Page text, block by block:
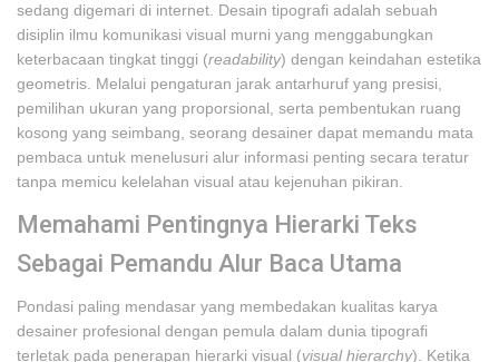
sedang digemari di internet. Desain tipografi adalah sebuah
disiplin ilmu komunikasi visual murni yang menggabungkan
keterbacaan tingkat tinggi (readability) dengan keindahan estetika
geometris. Melalui pengaturan jarak antarhuruf yang presisi,
pemilihan ukuran yang proporsional, serta pembentukan ruang
kosong yang seimbang, seorang desainer dapat memandu mata
pembaca untuk menelusuri alur informasi penting secara teratur
tanpa memicu kelelahan visual atau kejenuhan pikiran.
Memahami Pentingnya Hierarki Teks
Sebagai Pemandu Alur Baca Utama
Pondasi paling mendasar yang membedakan kualitas karya
desainer profesional dengan pemula dalam dunia tipografi
terletak pada penerapan hierarki visual (visual hierarchy). Ketika